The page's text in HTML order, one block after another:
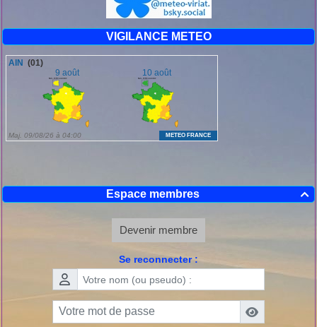
VIGILANCE METEO

Espace membres
Devenir membre
Se reconnecter :